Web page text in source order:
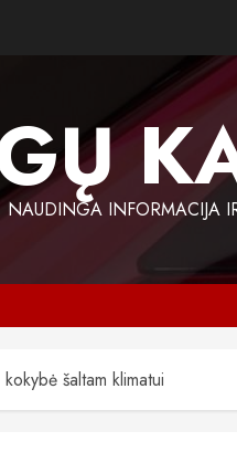
NAUDINGA INFORMACIJA
šaltam klimatui